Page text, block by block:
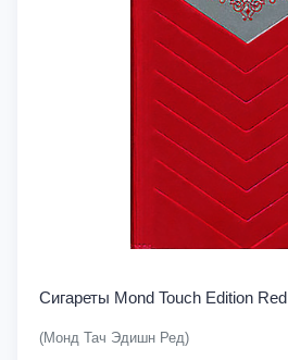
Сигареты Mond Touch Edition Red
(Монд Тач Эдишн Ред)